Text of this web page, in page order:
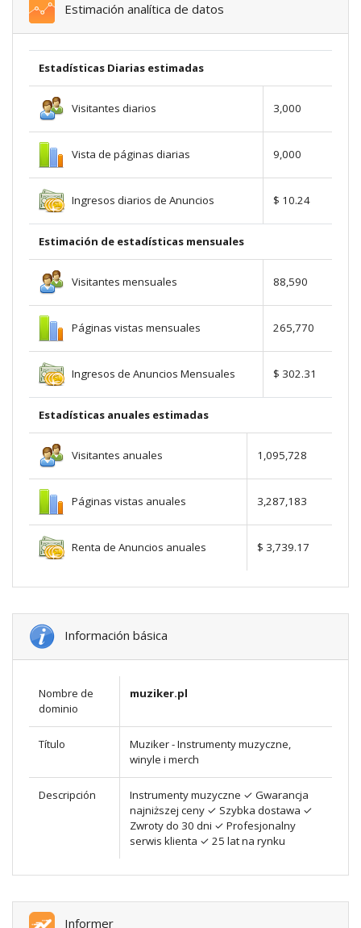
Estimación analítica de datos
Estadísticas Diarias estimadas
Visitantes diarios 3,000
Vista de páginas diarias 9,000
Ingresos diarios de Anuncios $ 10.24
Estimación de estadísticas mensuales
Visitantes mensuales 88,590
Páginas vistas mensuales 265,770
Ingresos de Anuncios Mensuales $ 302.31
Estadísticas anuales estimadas
Visitantes anuales 1,095,728
Páginas vistas anuales 3,287,183
Renta de Anuncios anuales $ 3,739.17
Información básica
Nombre de
dominio
muziker.pl
Título
Muziker - Instrumenty muzyczne,
winyle i merch
Descripción
Instrumenty muzyczne ✓ Gwarancja
najniższej ceny ✓ Szybka dostawa ✓
Zwroty do 30 dni ✓ Profesjonalny
serwis klienta ✓ 25 lat na rynku
Informer